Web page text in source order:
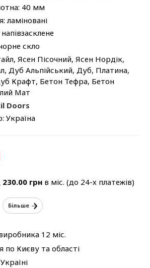
40 мм
ламіновані
скло
Ясен Пісочний, Ясен Нордік,
Дуб Альпійський, Дуб, Платина,
Крафт, Бетон Тефра, Бетон
Мат
Doors
Україна
230.00грнв міс. (до 24-х платежів)
Більше
12 міс.
по Києву та області